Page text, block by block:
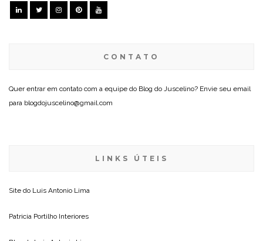
CONTATO
Quer entrar em contato com a equipe do Blog do Juscelino? Envie seu email
para blogdojuscelino@gmail.com
LINKS ÚTEIS
Site do Luis Antonio Lima
Patricia Portilho Interiores